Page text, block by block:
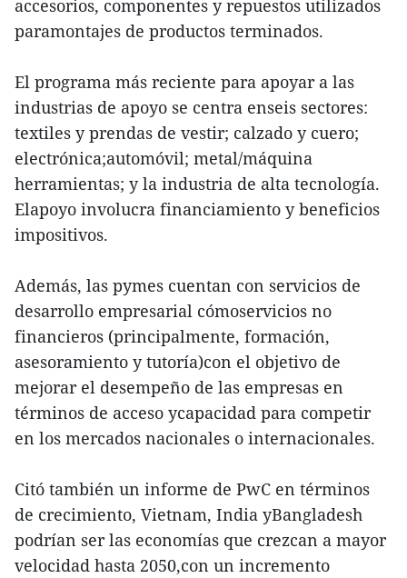
accesorios, componentes y repuestos utilizados
paramontajes de productos terminados.
El programa más reciente para apoyar a las
industrias de apoyo se centra enseis sectores:
textiles y prendas de vestir; calzado y cuero;
electrónica;automóvil; metal/máquina
herramientas; y la industria de alta tecnología.
Elapoyo involucra financiamiento y beneficios
impositivos.
Además, las pymes cuentan con servicios de
desarrollo empresarial cómoservicios no
financieros (principalmente, formación,
asesoramiento y tutoría)con el objetivo de
mejorar el desempeño de las empresas en
términos de acceso ycapacidad para competir
en los mercados nacionales o internacionales.
Citó también un informe de PwC en términos
de crecimiento, Vietnam, India yBangladesh
podrían ser las economías que crezcan a mayor
velocidad hasta 2050,con un incremento